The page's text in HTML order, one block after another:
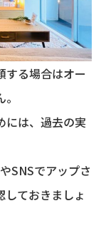
する場合はオー
には、過去の実
SNSでアップさ
ておきましょ